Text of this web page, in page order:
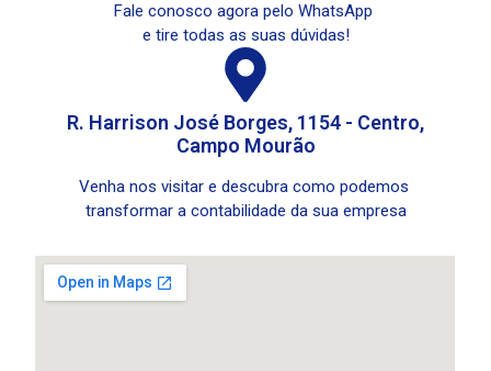
Fale conosco agora pelo WhatsApp
e tire todas as suas dúvidas!
R. Harrison José Borges, 1154 - Centro,
Campo Mourão
Venha nos visitar e descubra como podemos
transformar a contabilidade da sua empresa